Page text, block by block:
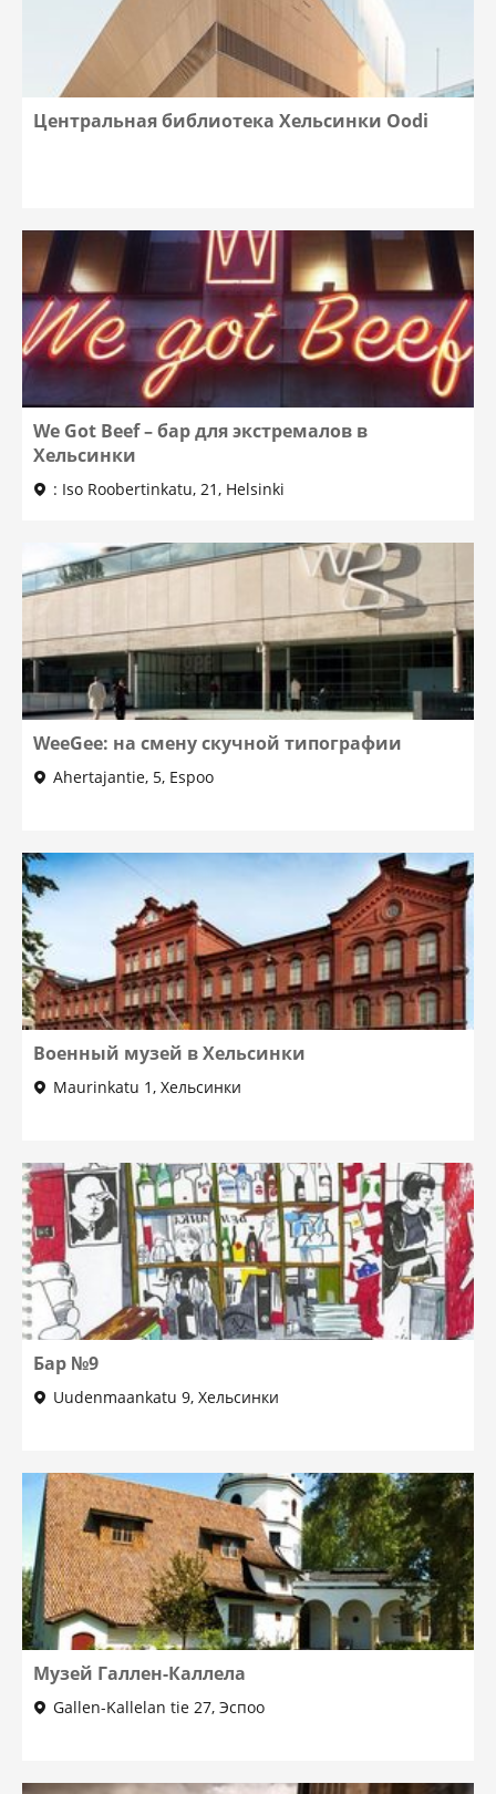
Центральная библиотека Хельсинки Oodi
We Got Beef – бар для экстремалов в
Хельсинки
: Iso Roobertinkatu, 21, Helsinki
WeeGee: на смену скучной типографии
Ahertajantie, 5, Espoo
Военный музей в Хельсинки
Maurinkatu 1, Хельсинки
Бар №9
Uudenmaankatu 9, Хельсинки
Музей Галлен-Каллела
Gallen-Kallelan tie 27, Эспоо